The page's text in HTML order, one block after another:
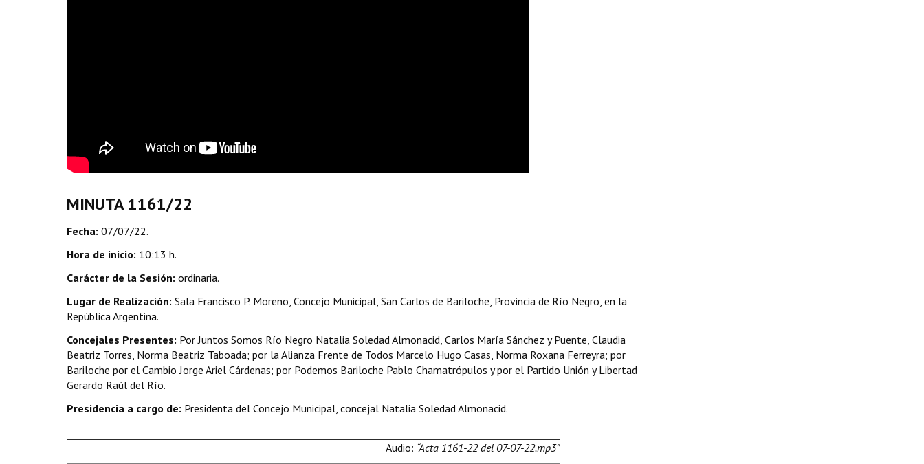
MINUTA 1161/22
Fecha: 07/07/22.
Hora de inicio: 10:13 h.
Carácter de la Sesión: ordinaria.
Lugar de Realización: Sala Francisco P. Moreno, Concejo Municipal, San Carlos de Bariloche, Provincia de Río Negro, en la
República Argentina.
Concejales Presentes: Por Juntos Somos Río Negro Natalia Soledad Almonacid, Carlos María Sánchez y Puente, Claudia
Beatriz Torres, Norma Beatriz Taboada; por la Alianza Frente de Todos Marcelo Hugo Casas, Norma Roxana Ferreyra; por
Bariloche por el Cambio Jorge Ariel Cárdenas; por Podemos Bariloche Pablo Chamatrópulos y por el Partido Unión y Libertad
Gerardo Raúl del Río.
Presidencia a cargo de: Presidenta del Concejo Municipal, concejal Natalia Soledad Almonacid.
Audio: “Acta 1161-22 del 07-07-22.mp3”